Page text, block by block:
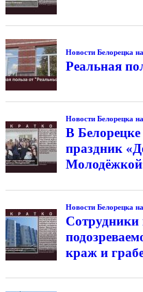
Новости Белорецка
Реальная
Новости Белорецка
В
праздник
Новости Белорецка
Сотрудники
краж и